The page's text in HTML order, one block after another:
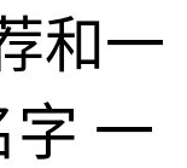
和一
字 一